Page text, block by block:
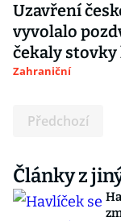
Uzavření
vyvolalo
čekaly
Zahraniční
Předchozí
Články z